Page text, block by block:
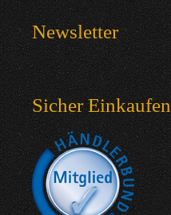
Newsletter
Sicher Einkaufen